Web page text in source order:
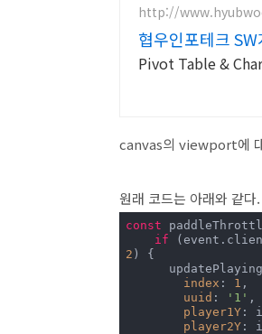
http://
협우인포테크
canvas의 viewport에
원래 코드는 아래와 같다.
const
if
2 ) {
index : 1 ,
uuid : '1' ,
player1Y:
player2Y: